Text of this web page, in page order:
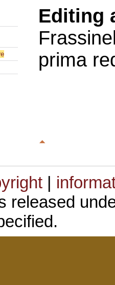
Editing
prima
|
released